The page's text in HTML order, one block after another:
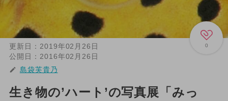
0
更新日： 2019年02月26日
公開日： 2016年02月26日
島袋芙貴乃
生き物の’ハート’の写真展「みっ